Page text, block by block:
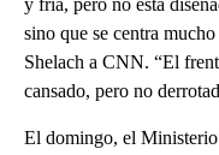
y fría, pero no está
sino que se centra
Shelach a CNN. “El
cansado, pero no
El domingo, el Ministerio